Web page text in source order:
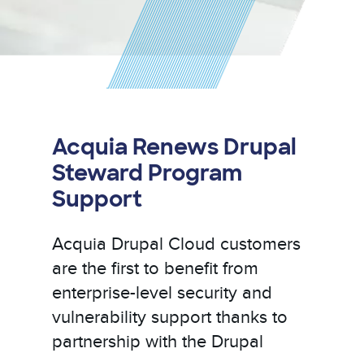
Acquia Renews Drupal
Steward Program
Support
Acquia Drupal Cloud customers
are the first to benefit from
enterprise-level security and
vulnerability support thanks to
partnership with the Drupal